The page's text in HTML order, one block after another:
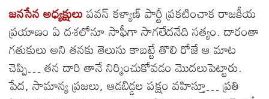
జనసేన అధ్యక్షులుపవన్ కళ్యాణ్ పార్టీ ప్రకటించాక రాజకీయ
ప్రయాణం ఏ దశలోనూ సాఫీగా సాగలేదనేది సత్యం. దారంతా
గతుకులు అని తనకు తెలుసు కాబట్టే తొలి రోజే ఆ మాట
చెప్పి… తన దారి తానే నిర్మించుకోవడం మొదలుపెట్టారు.
పేద, సామాన్య ప్రజలు, ఆడబిడ్డల పక్షం వహిస్తూ… ప్రతి